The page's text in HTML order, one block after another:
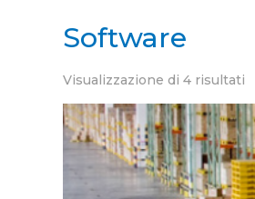
Software
Visualizzazione di 4 risultati